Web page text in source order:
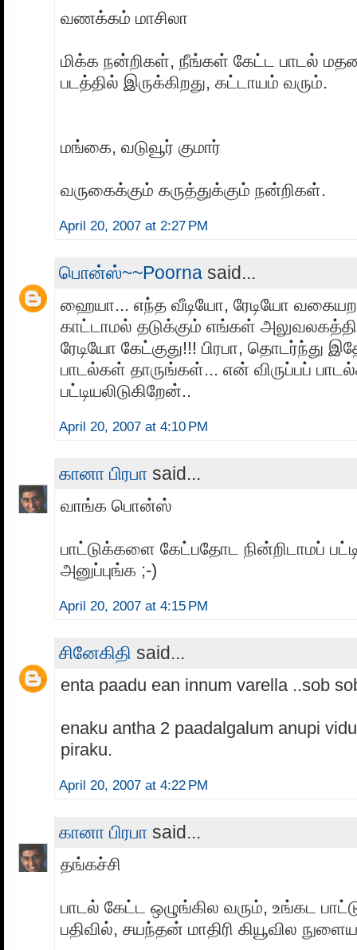
வணக்கம் மாசிலா
மிக்க நன்றிகள், நீங்கள் கேட்ட பாடல்
படத்தில் இருக்கிறது, கட்டாயம் வரும்.
மங்கை, வடுவூர் குமார்
வருகைக்கும் கருத்துக்கும் நன்றிகள்.
April 20, 2007 at 2:27 PM
பொன்ஸ்~~Poorna said...
ஹையா... எந்த வீடியோ, ரேடியோ
காட்டாமல் தடுக்கும் எங்கள்
ரேடியோ கேட்குது!!! பிரபா, தொடர்ந்து
பாடல்கள் தாருங்கள்... என் விருப்பப்
பட்டியலிடுகிறேன்..
April 20, 2007 at 4:10 PM
கானா பிரபா said...
வாங்க பொன்ஸ்
பாட்டுக்களை கேட்பதோட நின்றிடாமப்
அனுப்புங்க ;-)
April 20, 2007 at 4:15 PM
சினேகிதி said...
enta paadu ean innum varella ..sob
enaku antha 2 paadalgalum anupi
piraku.
April 20, 2007 at 4:22 PM
கானா பிரபா said...
தங்கச்சி
பாடல் கேட்ட ஒழுங்கில வரும், உங்கட
பதிவில், சயந்தன் மாதிரி கியூவில